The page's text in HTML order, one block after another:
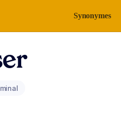
Synonymes